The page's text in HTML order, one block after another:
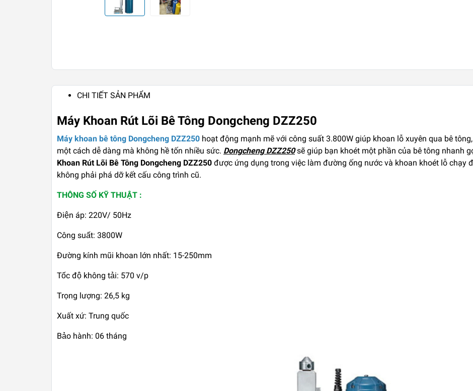
CHI TIẾT SẢN PHẨM
Máy Khoan Rút Lõi Bê Tông Dongcheng DZZ250
Máy khoan bê tông Dongcheng DZZ250 hoạt động mạnh mẽ với công suất 3.800W giúp khoan lỗ xuyên qua bê
một cách dễ dàng mà không hề tốn nhiều sức. Dongcheng DZZ250sẽ giúp bạn khoét một phần của bê tông nhanh
Khoan Rút Lõi Bê Tông Dongcheng DZZ250 được ứng dụng trong việc làm đường ống nước và khoan khoét lỗ chạy
không phải phá dỡ kết cấu công trình cũ.
THÔNG SỐ KỸ THUẬT :
Điện áp: 220V/ 50Hz
Công suất: 3800W
Đường kính mũi khoan lớn nhất: 15-250mm
Tốc độ không tải: 570 v/p
Trọng lượng: 26,5 kg
Xuất xứ: Trung quốc
Bảo hành: 06 tháng